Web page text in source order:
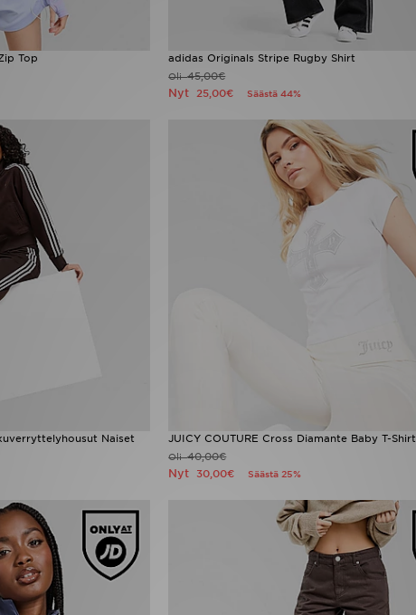
Top adidas Originals Stripe Rugby Shirt
Oli45,00€
Nyt 25,00€ Säästä 44%
Naiset JUICY COUTURE Cross Diamante Baby T-Shirt
Oli40,00€
Nyt 30,00€ Säästä 25%